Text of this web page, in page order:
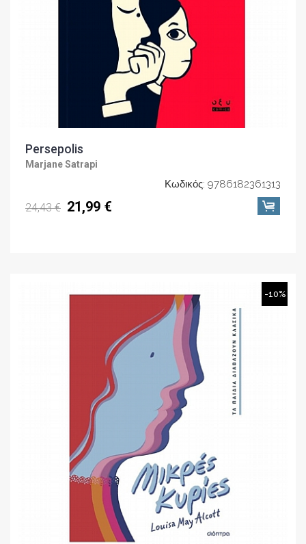
Persepolis
Marjane Satrapi
Κωδικός: 9786182361313
24,43 € 21,99 €
-10%